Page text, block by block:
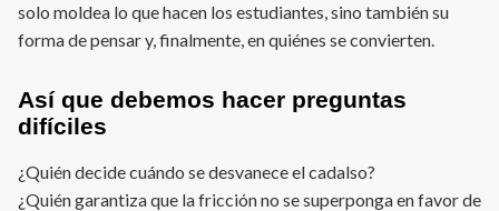
solo moldea lo que hacen los estudiantes, sino también su
forma de pensar y, finalmente, en quiénes se convierten.
Así que debemos hacer preguntas
difíciles
¿Quién decide cuándo se desvanece el cadalso?
¿Quién garantiza que la fricción no se superponga en favor de